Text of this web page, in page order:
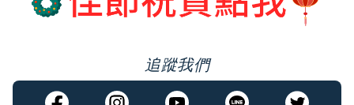
追蹤我們